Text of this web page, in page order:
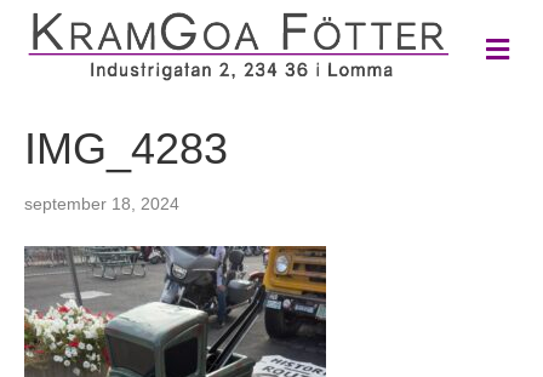
M
e
IMG_4283
september 18, 2024